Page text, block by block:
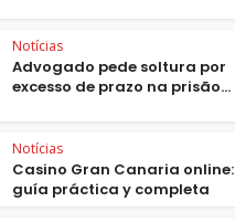
Notícias
Advogado pede soltura por
excesso de prazo na prisão...
Notícias
Casino Gran Canaria online:
guía práctica y completa